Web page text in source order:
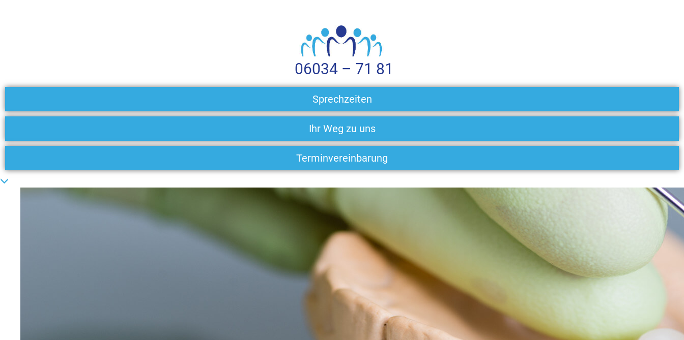
Startseite
Team
Impressionen
Leistungen
Übersicht
Zahnimplantate
Knochenaufbau
Unsichtbare Kieferorthopädie
Parodontitis
Metallfreier Zahnersatz
Kinderzahnheilkunde
Angstpatienten (auch Lachgas)
Zahnsanierung
Ästhetische Zahnheilkunde
06034 – 71 81
Sprechzeiten
Ihr Weg zu uns
Terminvereinbarung